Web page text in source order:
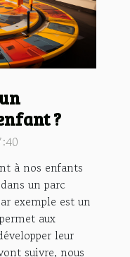
?
à nos enfants
un parc
exemple est un
aux
leur
suivre, nous